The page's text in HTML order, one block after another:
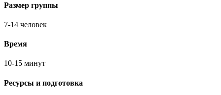
Размер группы
7-14 человек
Время
10-15 минут
Ресурсы и подготовка